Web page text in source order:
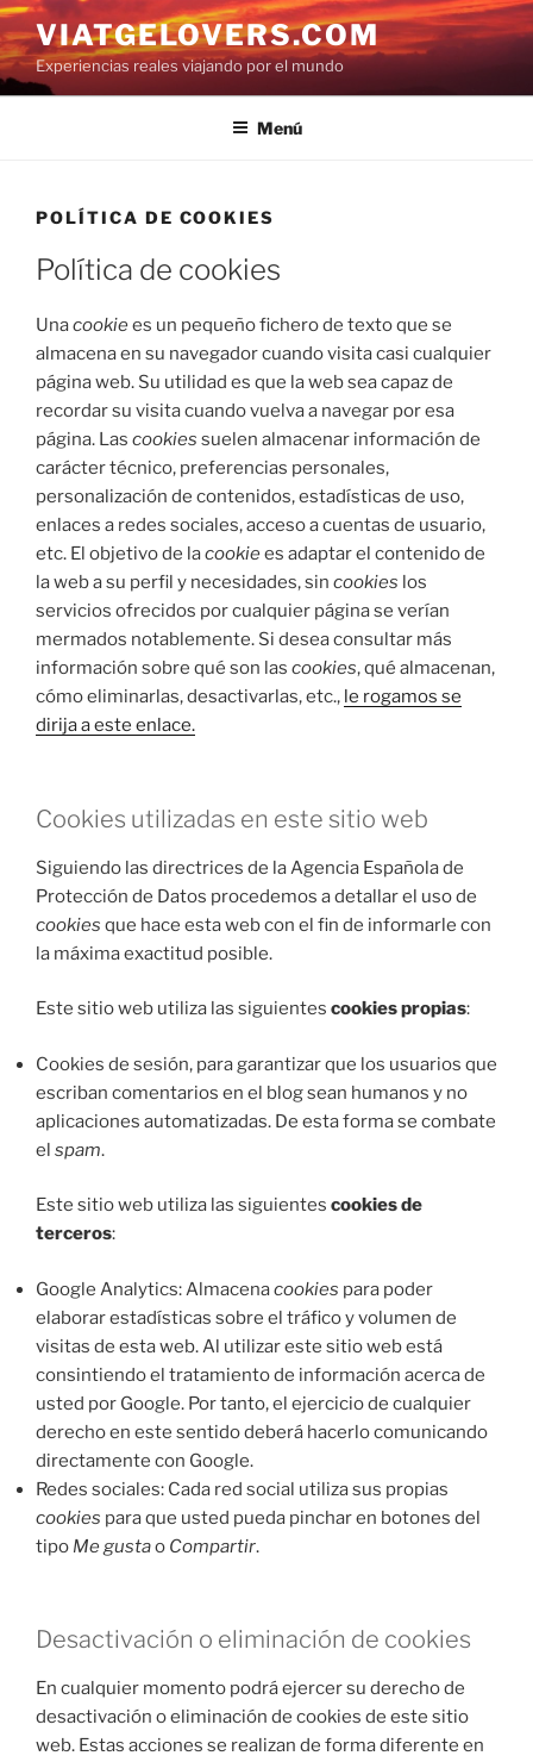
Saltar
al
contenido
VIATGELOVERS.COM
Experiencias reales viajando por el mundo
Menú
POLÍTICA DE COOKIES
Política de cookies
Unacookiees un pequeño fichero de texto que se
almacena en su navegador cuando visita casi cualquier
página web. Su utilidad es que la web sea capaz de
recordar su visita cuando vuelva a navegar por esa
página. Las cookies suelen almacenar información de
carácter técnico, preferencias personales,
personalización de contenidos, estadísticas de uso,
enlaces a redes sociales, acceso a cuentas de usuario,
etc. El objetivo de lacookiees adaptar el contenido de
la web a su perfil y necesidades, sin cookies los
servicios ofrecidos por cualquier página se verían
mermados notablemente. Si desea consultar más
información sobre qué son las cookies, qué almacenan,
cómo eliminarlas, desactivarlas, etc., le rogamos se
dirija a este enlace.
Cookies utilizadas en este sitio web
Siguiendo las directrices de la Agencia Española de
Protección de Datos procedemos a detallar el uso de
cookies que hace esta web con el fin de informarle con
la máxima exactitud posible.
Este sitio web utiliza las siguientes cookies propias:
Cookies de sesión, para garantizar que los usuarios que
escriban comentarios en el blog sean humanos y no
aplicaciones automatizadas. De esta forma se combate
el spam.
Este sitio web utiliza las siguientes cookies de
terceros:
Google Analytics: Almacenacookies para poder
elaborar estadísticas sobre el tráfico y volumen de
visitas de esta web. Al utilizar este sitio web está
consintiendo el tratamiento de información acerca de
usted por Google. Por tanto, el ejercicio de cualquier
derecho en este sentido deberá hacerlo comunicando
directamente con Google.
Redes sociales: Cada red social utiliza sus propias
cookies para que usted pueda pinchar en botones del
tipo Me gustao Compartir.
Desactivación o eliminación de cookies
En cualquier momento podrá ejercer su derecho de
desactivación o eliminación de cookies de este sitio
web. Estas acciones se realizan de forma diferente en